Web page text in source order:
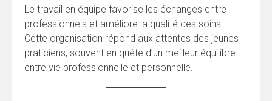
Le travail en équipe favorise les échanges entre
professionnels et améliore la qualité des soins.
Cette organisation répond aux attentes des jeunes
praticiens, souvent en quête d’un meilleur équilibre
entre vie professionnelle et personnelle.